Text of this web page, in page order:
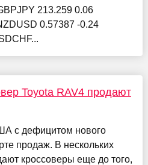
213.259 0.06
0.57387 -0.24
Toyota RAV4 продают
с дефицитом нового
продаж. В нескольких
кроссоверы еще до того,